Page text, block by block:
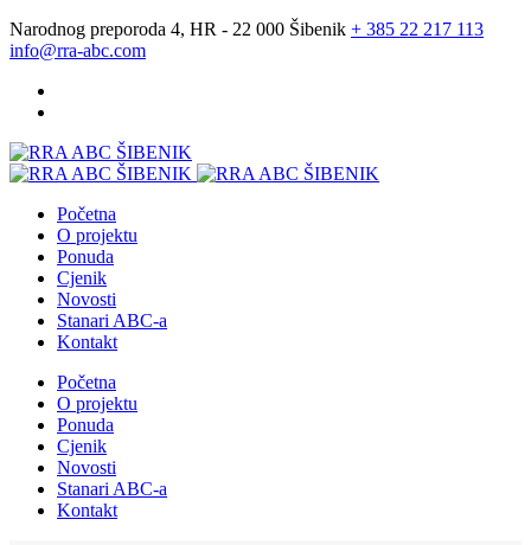
Narodnog preporoda 4, HR - 22 000 Šibenik + 385 22 217 113
info@rra-abc.com
Početna
O projektu
Ponuda
Cjenik
Novosti
Stanari ABC-a
Kontakt
Početna
O projektu
Ponuda
Cjenik
Novosti
Stanari ABC-a
Kontakt